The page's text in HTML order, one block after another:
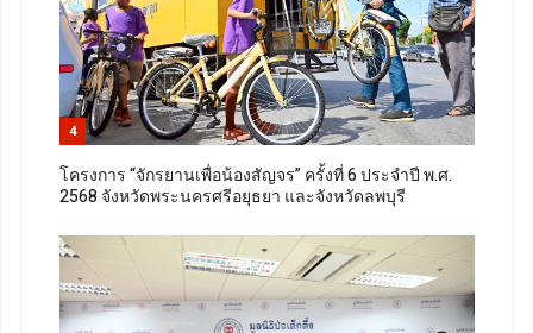
4
โครงการ “จักรยานเพื่อน้องสัญจร” ครั้งที่ 6 ประจำปี พ.ศ.
2568 จังหวัดพระนครศรีอยุธยา และจังหวัดลพบุรี